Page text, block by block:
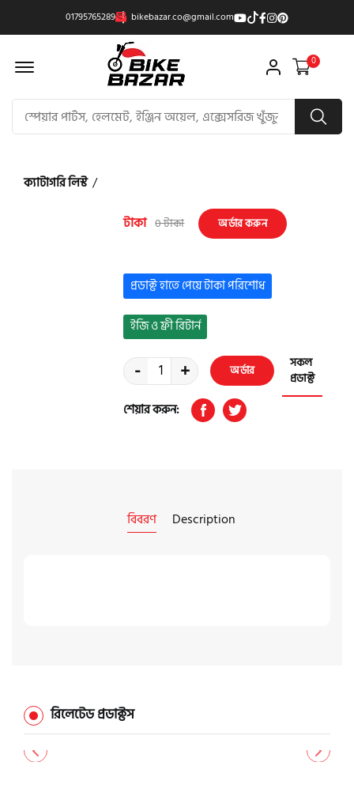
01795765289 bikebazar.co@gmail.com
Offcanvas Menu Open 0
ক্যাটাগরি লিস্ট/
টাকা 0 টাকা অর্ডার করুন
প্রডাক্ট হাতে পেয়ে টাকা পরিশোধ
ইজি ও ফ্রী রিটার্ন
- +
অর্ডার
করুন
সকল
প্রডাক্ট
শেয়ার করুন:
বিবরণ Description
রিলেটেড প্রডাক্টস